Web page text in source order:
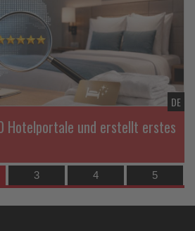
Hotelportale und erstellt erstes
DE
3 4 5